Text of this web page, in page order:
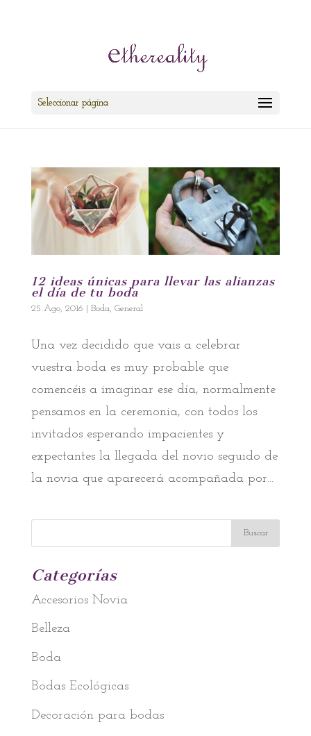
Seleccionar página
12 ideas únicas para llevar las alianzas
el día de tu boda
25 Ago, 2016 Boda, General
Una vez decidido que vais a celebrar
vuestra boda es muy probable que
comencéis a imaginar ese día, normalmente
pensamos en la ceremonia, con todos los
invitados esperando impacientes y
expectantes la llegada del novio seguido de
la novia que aparecerá acompañada por...
Categorías
Accesorios Novia
Belleza
Boda
Bodas Ecológicas
Decoración para bodas